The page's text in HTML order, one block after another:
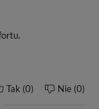
BestHair.
Tak 0 Nie 0